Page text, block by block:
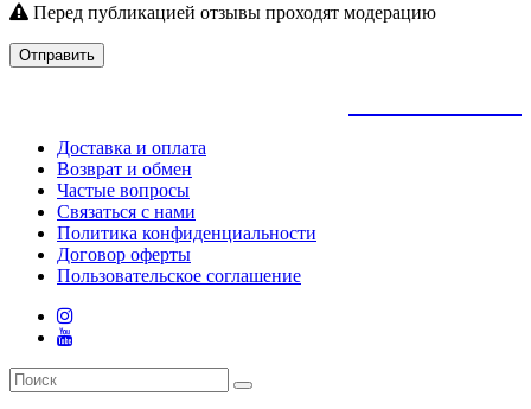
Перед публикацией отзывы проходят модерацию
Отправить
Доставка и оплата
Возврат и обмен
Частые вопросы
Связаться с нами
Политика конфиденциальности
Договор оферты
Пользовательское соглашение